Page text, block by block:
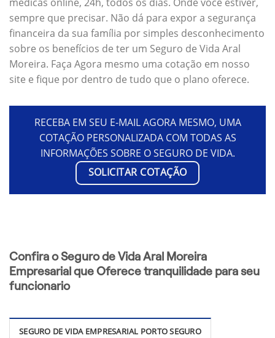
sempre que precisar. Não dá para expor a segurança
financeira da sua família por simples desconhecimento
sobre os benefícios de ter um Seguro de Vida Aral
Moreira. Faça Agora mesmo uma cotação em nosso
site e fique por dentro de tudo que o plano oferece.
RECEBA EM SEU E-MAIL AGORA MESMO, UMA
COTAÇÃO PERSONALIZADA COM TODAS AS
INFORMAÇÕES SOBRE O SEGURO DE VIDA.
SOLICITAR COTAÇÃO
Confira o Seguro de Vida Aral Moreira
Empresarial que Oferece tranquilidade para seu
funcionario
SEGURO DE VIDA EMPRESARIAL PORTO SEGURO